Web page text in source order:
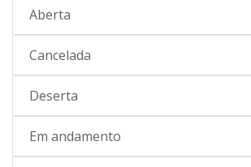
Aberta
Cancelada
Deserta
Em andamento